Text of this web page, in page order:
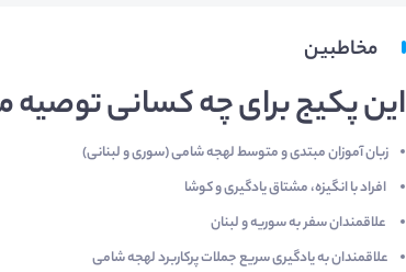
مخاطبین
این پکیج برای چه کسانی
زبان آموزان مبتدی و متوسط لهجه شامی (سوری و لبنانی)
افراد با انگیزه، مشتاق یادگیری و کوشا
علاقمندان سفر به سوریه و لبنان
علاقمندان به یادگیری سریع جملات پرکاربرد لهجه شامی